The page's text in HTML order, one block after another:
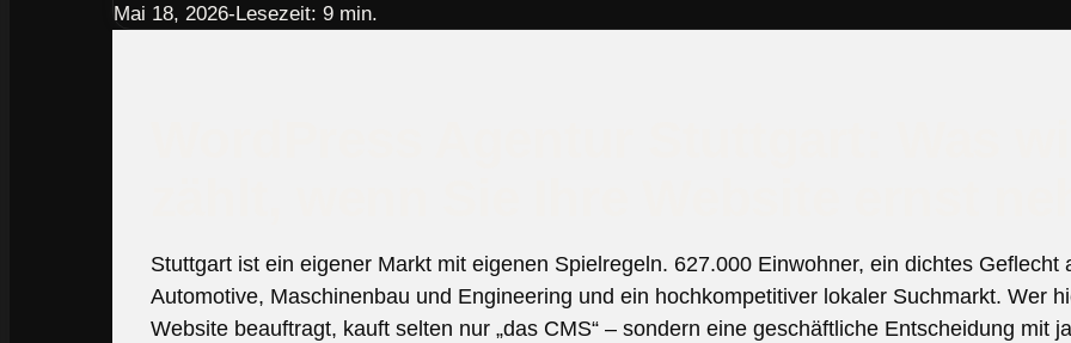
Mai 18, 2026-Lesezeit: 9 min.
Stuttgart ist ein eigener Markt mit eigenen Spielregeln. 627.000 Einwohner, ein dichtes Geflecht
Automotive, Maschinenbau und Engineering und ein hochkompetitiver lokaler Suchmarkt. Wer
Website beauftragt, kauft selten nur „das CMS“ – sondern eine geschäftliche Entscheidung mit